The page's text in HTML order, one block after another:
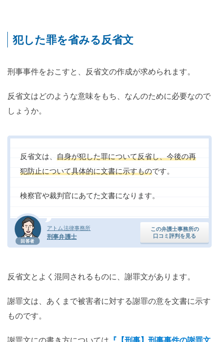
犯した罪を省みる反省文
刑事事件をおこすと、反省文の作成が求められます。
反省文はどのような意味をもち、なんのために必要なので
しょうか。
回答者
アトム法律事務所
刑事弁護士
この弁護士事務所の
口コミ評判を見る
反省文は、 自身が犯した罪について反省し、今後の再
犯防止について具体的に文書に示すものです。
検察官や裁判官にあてた文書になります。
反省文とよく混同されるものに、謝罪文があります。
謝罪文は、あくまで被害者に対する謝罪の意を文書に示す
ものです。
謝罪文にの書き方については 『【刑事】刑事事件の謝罪文